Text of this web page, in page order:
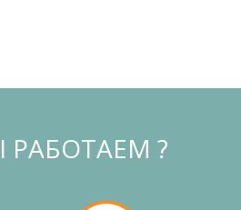
РАБОТАЕМ ?